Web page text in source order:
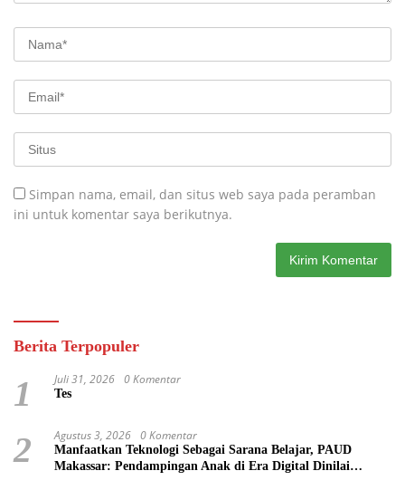
Simpan nama, email, dan situs web saya pada peramban
ini untuk komentar saya berikutnya.
Berita Terpopuler
1 Juli 31, 2026 0 Komentar
Tes
2 Agustus 3, 2026 0 Komentar
Manfaatkan Teknologi Sebagai Sarana Belajar, PAUD
Makassar: Pendampingan Anak di Era Digital Dinilai